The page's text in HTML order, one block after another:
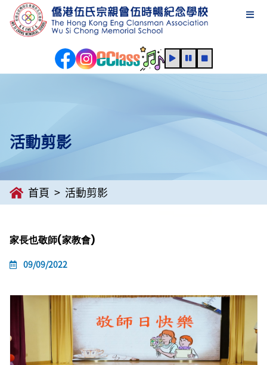
活動剪影
首頁 活動剪影
家長也敬師(家教會)
09/09/2022